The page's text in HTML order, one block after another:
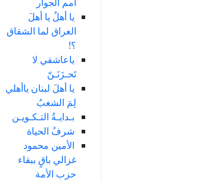
يا أهلُ يا أهلَ
العراق لما الشقاق
؟!
ياعاشقي لا
تَحـزَنَـنّ
يا أهلَ لبنان ياأهلي
لِمَ الشغبُ
بـدايـةُ التـكـويـن
شرفُ الحياة
الأمين محمود
غزالي باقٍ ببقاء
حزب الأمة